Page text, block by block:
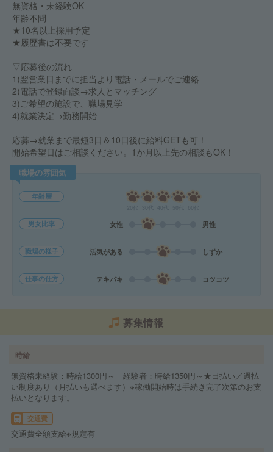
無資格・未経験OK
年齢不問
★10名以上採用予定
★履歴書は不要です
▽応募後の流れ
1)翌営業日までに担当より電話・メールでご連絡
2)電話で登録面談→求人とマッチング
3)ご希望の施設で、職場見学
4)就業決定→勤務開始
応募→就業まで最短3日＆10日後に給料GETも可！
開始希望日はご相談ください。1か月以上先の相談もOK！
職場の雰囲気
年齢層
男女比率 女性 男性
職場の様子 活気がある しずか
仕事の仕方 テキパキ コツコツ
募集情報
時給
無資格未経験：時給1300円～ 経験者：時給1350円～★日払い／週払
い制度あり（月払いも選べます）※稼働開始時は手続き完了次第のお支
払いとなります。
交通費
交通費全額支給※規定有